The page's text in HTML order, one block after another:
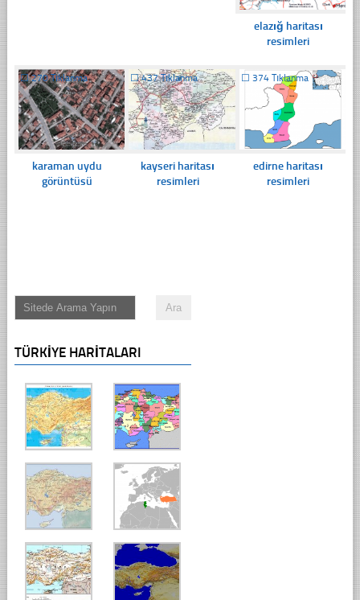
elazığ haritası
resimleri
☐270 Tıklanma
karaman uydu
görüntüsü
☐437 Tıklanma
kayseri haritası
resimleri
☐ 374 Tıklanma
edirne haritası
resimleri
TÜRKIYE HARITALARI